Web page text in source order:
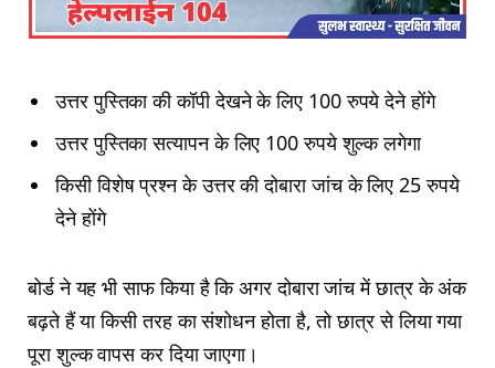
उत्तर पुस्तिका की कॉपी देखने के लिए 100 रुपये देने होंगे
उत्तर पुस्तिका सत्यापन के लिए 100 रुपये शुल्क लगेगा
किसी विशेष प्रश्न के उत्तर की दोबारा जांच के लिए 25 रुपये
देने होंगे
बोर्ड ने यह भी साफ किया है कि अगर दोबारा जांच में छात्र के अंक
बढ़ते हैं या किसी तरह का संशोधन होता है, तो छात्र से लिया गया
पूरा शुल्क वापस कर दिया जाएगा।